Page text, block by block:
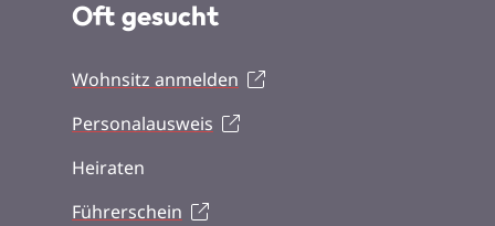
Oft gesucht
Wohnsitz anmelden
Personalausweis
Heiraten
Führerschein